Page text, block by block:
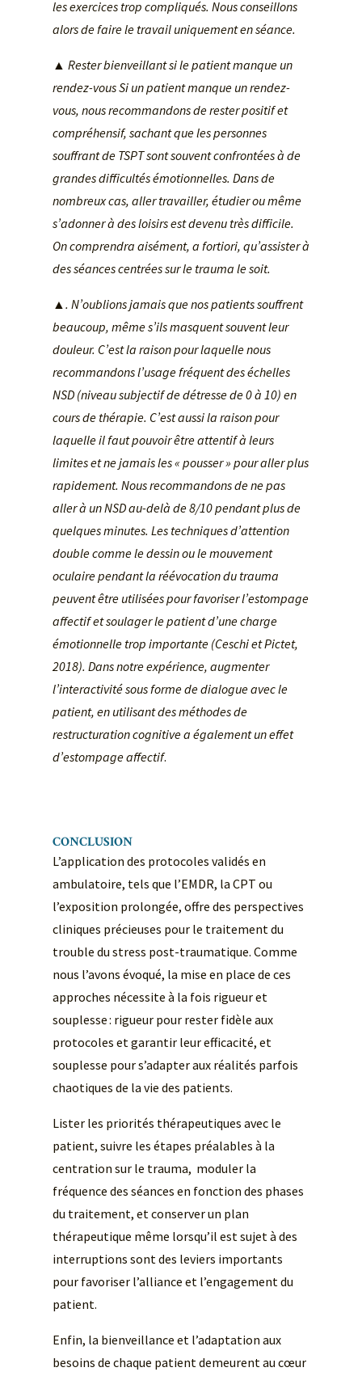
les exercices trop compliqués. Nous conseillons
alors de faire le travail uniquement en séance.
▲ Rester bienveillant si le patient manque un
rendez-vous Si un patient manque un rendez-
vous, nous recommandons de rester positif et
compréhensif, sachant que les personnes
souffrant de TSPT sont souvent confrontéesà de
grandes difficultésémotionnelles. Dans de
nombreux cas, aller travailler, étudier ou même
s’adonnerà des loisirs est devenu très difficile.
On comprendra aisément, a fortiori, qu’assisterà
des séances centrées sur le trauma le soit.
▲. N’oublions jamais que nos patients souffrent
beaucoup, même s’ils masquent souvent leur
douleur. C’est la raison pour laquelle nous
recommandons l’usage fréquent des échelles
NSD (niveau subjectif de détresse de 0 à 10) en
cours de thérapie. C’est aussi la raison pour
laquelle il faut pouvoir être attentif à leurs
limites et ne jamais les « pousser » pour aller plus
rapidement. Nous recommandons de ne pas
aller à un NSD au-delà de 8/10 pendant plus de
quelques minutes. Les techniques d’attention
double comme le dessin ou le mouvement
oculaire pendant la réévocation du trauma
peuvent être utilisées pour favoriser l’estompage
affectif et soulager le patient d’une charge
émotionnelle trop importante (Ceschi et Pictet,
2018). Dans notre expérience, augmenter
l’interactivité sous forme de dialogue avec le
patient, en utilisant des méthodes de
restructuration cognitive a également un effet
d’estompage affectif.
CONCLUSION
L’application des protocoles validés en
ambulatoire, tels que l’EMDR, la CPT ou
l’exposition prolongée, offre des perspectives
cliniques précieuses pour le traitement du
trouble du stress post-traumatique. Comme
nous l’avons évoqué, la mise en place de ces
approches nécessite à la fois rigueur et
souplesse : rigueur pour rester fidèle aux
protocoles et garantir leur efficacité, et
souplesse pour s’adapter aux réalités parfois
chaotiques de la vie des patients.
Lister les priorités thérapeutiques avec le
patient, suivre les étapes préalables à la
centration sur le trauma, moduler la
fréquence des séances en fonction des phases
du traitement, et conserver un plan
thérapeutique même lorsqu’il est sujet à des
interruptions sont des leviers importants
pour favoriser l’alliance et l’engagement du
patient.
Enfin, la bienveillance et l’adaptation aux
besoins de chaque patient demeurent au cœur